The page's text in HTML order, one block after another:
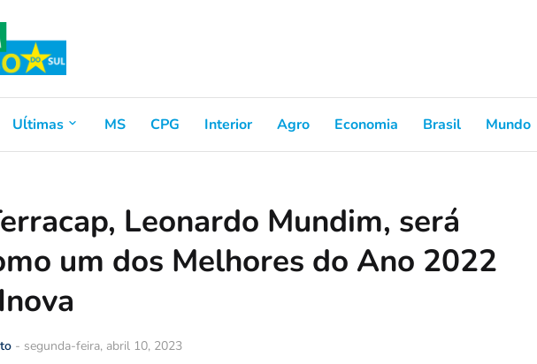
Uĺtimas MS CPG Interior Agro Economia Brasil Mundo
Leonardo Mundim, será
um dos Melhores do Ano 2022
- segunda-feira, abril 10, 2023